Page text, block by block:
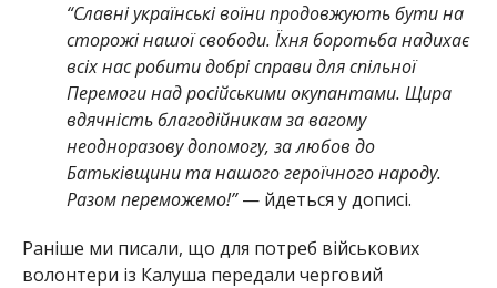
“Славні українські воїни продовжують бути на
сторожі нашої свободи. Їхня боротьба надихає
всіх нас робити добрі справи для спільної
Перемоги над російськими окупантами. Щира
вдячність благодійникам за вагому
неодноразову допомогу, за любов до
Батьківщини та нашого героїчного народу.
Разом переможемо!”— йдеться у дописі.
Раніше ми писали, що для потреб військових
волонтери із Калуша передали черговий